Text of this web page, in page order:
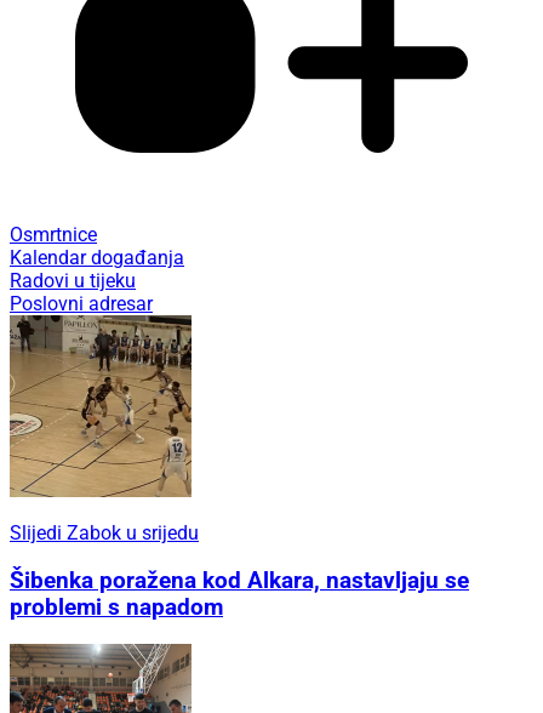
Osmrtnice
Kalendar događanja
Radovi u tijeku
Poslovni adresar
Slijedi Zabok u srijedu
Šibenka poražena kod Alkara, nastavljaju se
problemi s napadom